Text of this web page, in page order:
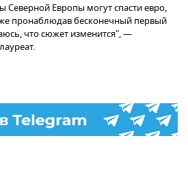
Северной Европы могут спасти евро,
пронаблюдав бесконечный первый
что сюжет изменится", —